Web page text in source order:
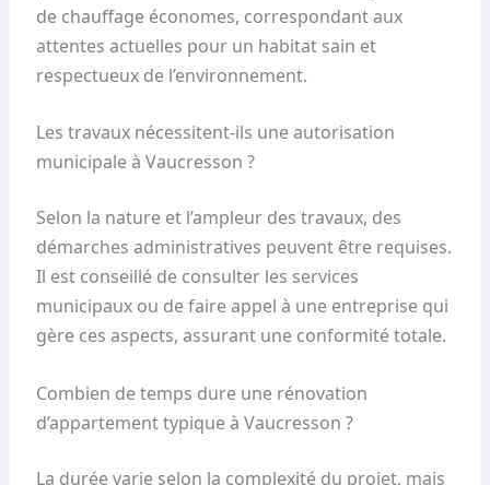
de chauffage économes, correspondant aux
attentes actuelles pour un habitat sain et
respectueux de l’environnement.
Les travaux nécessitent-ils une autorisation
municipale à Vaucresson ?
Selon la nature et l’ampleur des travaux, des
démarches administratives peuvent être requises.
Il est conseillé de consulter les services
municipaux ou de faire appel à une entreprise qui
gère ces aspects, assurant une conformité totale.
Combien de temps dure une rénovation
d’appartement typique à Vaucresson ?
La durée varie selon la complexité du projet, mais